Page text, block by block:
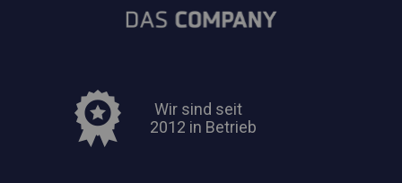
Wir sind seit
2012 in Betrieb